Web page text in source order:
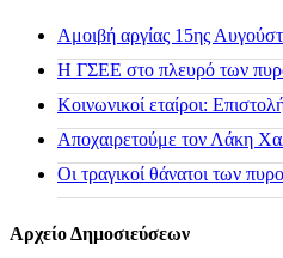
Αμοιβή αργίας 15ης
H ΓΣΕΕ στο πλευρό των
Κοινωνικοί εταίροι:
Αποχαιρετούμε τον Λάκη
Οι τραγικοί θάνατοι των
Αρχείο Δημοσιεύσεων